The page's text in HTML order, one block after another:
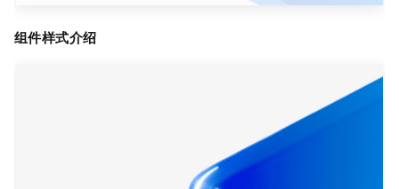
组件样式介绍